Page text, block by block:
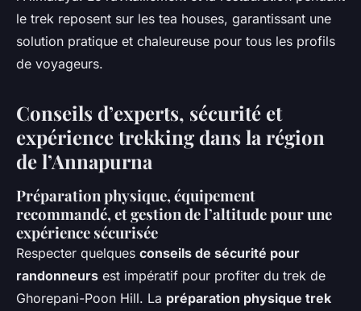
le trek reposent sur les tea houses, garantissant une
solution pratique et chaleureuse pour tous les profils
de voyageurs.
Conseils d’experts, sécurité et
expérience trekking dans la région
de l’Annapurna
Préparation physique, équipement
recommandé, et gestion de l’altitude pour une
expérience sécurisée
Respecter quelques conseils de sécurité pour
randonneurs est impératif pour profiter du trek de
Ghorepani-Poon Hill. La préparation physique trek